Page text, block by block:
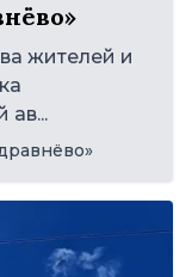
жителей и
ав...